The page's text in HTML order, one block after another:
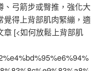
弓箭步或臀推，強化大
覺得上背部肌肉緊繃，適
章 [<如何放鬆上背部肌